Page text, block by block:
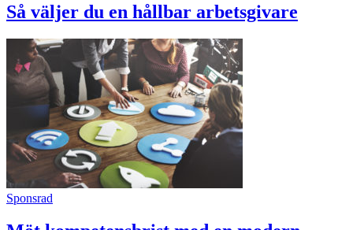
Så väljer du en hållbar arbetsgivare
Sponsrad